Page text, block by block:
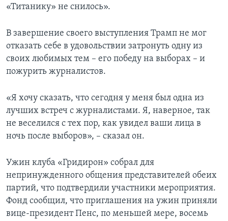
«Титанику» не снилось».
В завершение своего выступления Трамп не мог
отказать себе в удовольствии затронуть одну из
своих любимых тем – его победу на выборах – и
пожурить журналистов.
«Я хочу сказать, что сегодня у меня был одна из
лучших встреч с журналистами. Я, наверное, так
не веселился с тех пор, как увидел ваши лица в
ночь после выборов», – сказал он.
Ужин клуба «Гридирон» собрал для
непринужденного общения представителей обеих
партий, что подтвердили участники мероприятия.
Фонд сообщил, что приглашения на ужин приняли
вице-президент Пенс, по меньшей мере, восемь